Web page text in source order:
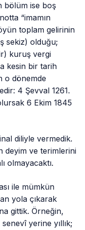
bölüm ise boş
“imamın
toplam gelirinin
sekiz) olduğu;
kuruş vergi
kesin bir tarih
o dönemde
4 Şevval 1261.
6 Ekim 1845
diliyle vermedik.
deyim ve terimlerini
olmayacaktı.
ile mümkün
yola çıkarak
gittik. Örneğin,
yerine yıllık;